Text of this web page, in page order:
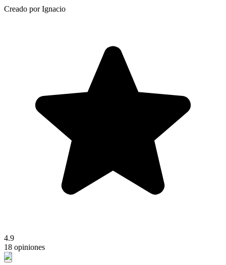
Creado por Ignacio
4.9
18 opiniones